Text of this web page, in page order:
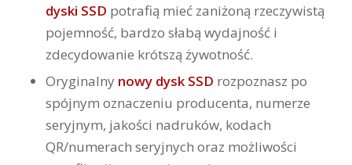
dyski SSD potrafią mieć zaniżoną rzeczywistą
pojemność, bardzo słabą wydajność i
zdecydowanie krótszą żywotność.
Oryginalny nowy dysk SSD rozpoznasz po
spójnym oznaczeniu producenta, numerze
seryjnym, jakości nadruków, kodach
QR/numerach seryjnych oraz możliwości